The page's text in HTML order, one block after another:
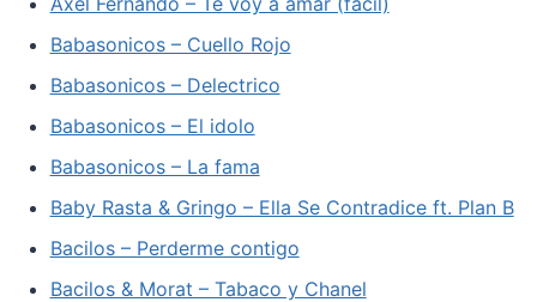
Babasonicos – Cuello Rojo
Babasonicos – Delectrico
Babasonicos – El idolo
Babasonicos – La fama
Baby Rasta & Gringo – Ella Se Contradice ft. Plan B
Bacilos – Perderme contigo
Bacilos & Morat – Tabaco y Chanel